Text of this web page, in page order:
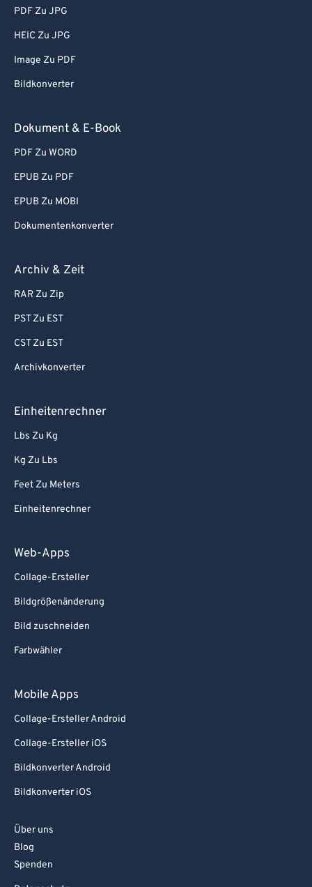
PDF Zu JPG
HEIC Zu JPG
Image Zu PDF
Bildkonverter
Dokument & E-Book
PDF Zu WORD
EPUB Zu PDF
EPUB Zu MOBI
Dokumentenkonverter
Archiv & Zeit
RAR Zu Zip
PST Zu EST
CST Zu EST
Archivkonverter
Einheitenrechner
Lbs Zu Kg
Kg Zu Lbs
Feet Zu Meters
Einheitenrechner
Web-Apps
Collage-Ersteller
Bildgrößenänderung
Bild zuschneiden
Farbwähler
Mobile Apps
Collage-Ersteller Android
Collage-Ersteller iOS
Bildkonverter Android
Bildkonverter iOS
Über uns
Blog
Spenden